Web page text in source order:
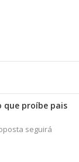
que proíbe pais
seguirá